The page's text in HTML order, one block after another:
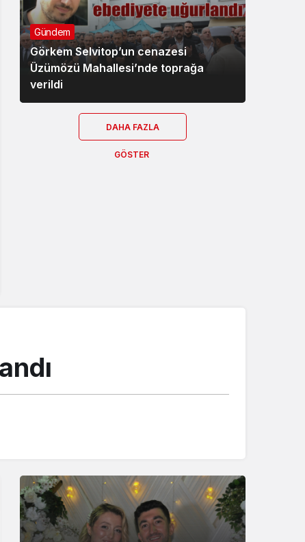
Gündem
Görkem Selvitop’un cenazesi
Üzümözü Mahallesi’nde toprağa
verildi
DAHA FAZLA
GÖSTER